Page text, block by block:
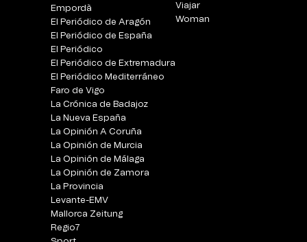
Empordà
El Periódico de Aragón
El Periódico de España
El Periódico
El Periódico de Extremadura
El Periódico Mediterráneo
Faro de Vigo
La Crónica de Badajoz
La Nueva España
La Opinión A Coruña
La Opinión de Murcia
La Opinión de Málaga
La Opinión de Zamora
La Provincia
Levante-EMV
Mallorca Zeitung
Regio7
Viajar
Woman